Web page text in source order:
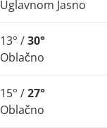
Uglavnom Jasno
13° /30°
Oblačno
15° /27°
Oblačno